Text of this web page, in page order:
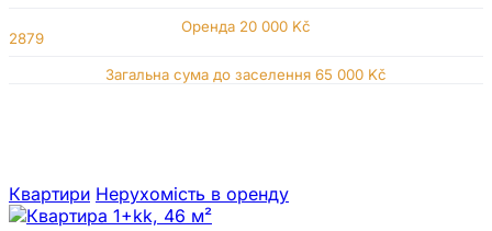
Оренда 20 000 Kč
Загальна сума до заселення 65 000 Kč
2879
Квартири Нерухомiсть в оренду